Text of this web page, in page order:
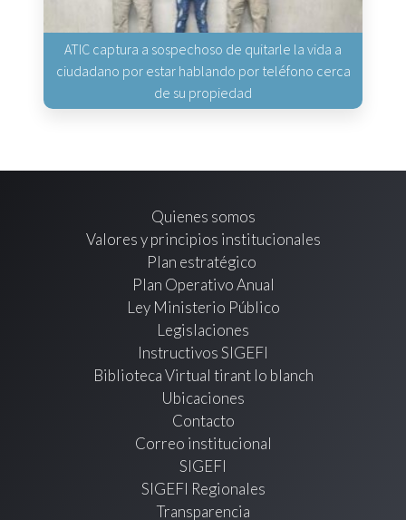
ATIC captura a sospechoso de quitarle la vida a
ciudadano por estar hablando por teléfono cerca
de su propiedad
Quienes somos
Valores y principios institucionales
Plan estratégico
Plan Operativo Anual
Ley Ministerio Público
Legislaciones
Instructivos SIGEFI
Biblioteca Virtual tirant lo blanch
Ubicaciones
Contacto
Correo institucional
SIGEFI
SIGEFI Regionales
Transparencia